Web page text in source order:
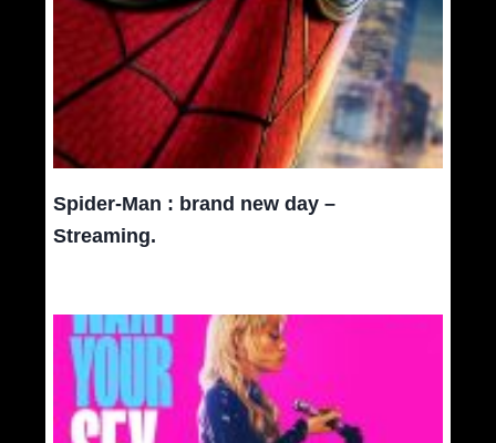
Spider-Man : brand new day –
Streaming.